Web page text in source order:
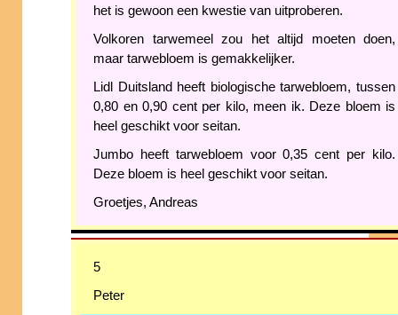
het is gewoon een kwestie van uitproberen.
Volkoren tarwemeel zou het altijd moeten doen,
maar tarwebloem is gemakkelijker.
Lidl Duitsland heeft biologische tarwebloem, tussen
0,80 en 0,90 cent per kilo, meen ik. Deze bloem is
heel geschikt voor seitan.
Jumbo heeft tarwebloem voor 0,35 cent per kilo.
Deze bloem is heel geschikt voor seitan.
Groetjes, Andreas
5
Peter